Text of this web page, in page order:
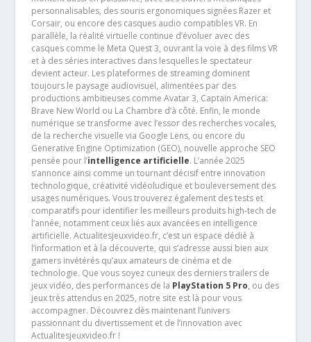
personnalisables, des souris ergonomiques signées Razer et
Corsair, ou encore des casques audio compatibles VR. En
parallèle, la réalité virtuelle continue d’évoluer avec des
casques comme le Meta Quest 3, ouvrant la voie à des films VR
et à des séries interactives dans lesquelles le spectateur
devient acteur. Les plateformes de streaming dominent
toujours le paysage audiovisuel, alimentées par des
productions ambitieuses comme Avatar 3, Captain America:
Brave New World ou La Chambre d’à côté. Enfin, le monde
numérique se transforme avec l’essor des recherches vocales,
de la recherche visuelle via Google Lens, ou encore du
Generative Engine Optimization (GEO), nouvelle approche SEO
pensée pour l’intelligence artificielle. L’année 2025
s’annonce ainsi comme un tournant décisif entre innovation
technologique, créativité vidéoludique et bouleversement des
usages numériques. Vous trouverez également des tests et
comparatifs pour identifier les meilleurs produits high-tech de
l’année, notamment ceux liés aux avancées en intelligence
artificielle. Actualitesjeuxvideo.fr, c’est un espace dédié à
l’information et à la découverte, qui s’adresse aussi bien aux
gamers invétérés qu’aux amateurs de cinéma et de
technologie. Que vous soyez curieux des derniers trailers de
jeux vidéo, des performances de la PlayStation 5 Pro, ou des
jeux très attendus en 2025, notre site est là pour vous
accompagner. Découvrez dès maintenant l’univers
passionnant du divertissement et de l’innovation avec
Actualitesjeuxvideo.fr !